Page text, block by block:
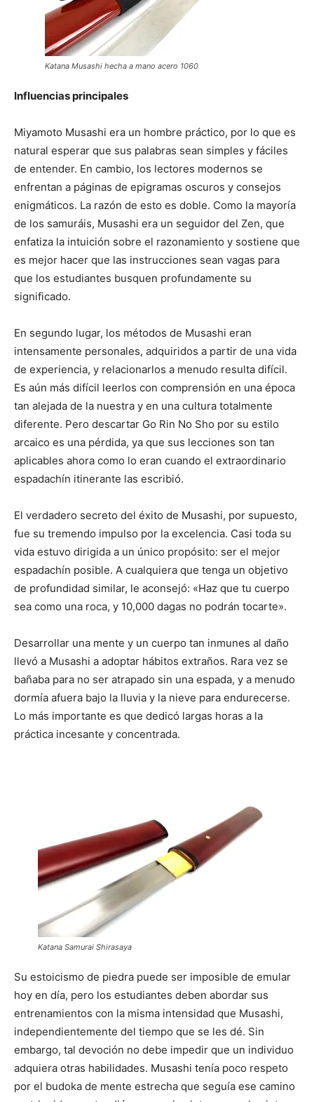
Katana Musashi hecha a mano acero 1060
Influencias principales
Miyamoto Musashi era un hombre práctico, por lo que es
natural esperar que sus palabras sean simples y fáciles
de entender. En cambio, los lectores modernos se
enfrentan a páginas de epigramas oscuros y consejos
enigmáticos. La razón de esto es doble. Como la mayoría
de los samuráis, Musashi era un seguidor del Zen, que
enfatiza la intuición sobre el razonamiento y sostiene que
es mejor hacer que las instrucciones sean vagas para
que los estudiantes busquen profundamente su
significado.
En segundo lugar, los métodos de Musashi eran
intensamente personales, adquiridos a partir de una vida
de experiencia, y relacionarlos a menudo resulta difícil.
Es aún más difícil leerlos con comprensión en una época
tan alejada de la nuestra y en una cultura totalmente
diferente. Pero descartar Go Rin No Sho por su estilo
arcaico es una pérdida, ya que sus lecciones son tan
aplicables ahora como lo eran cuando el extraordinario
espadachín itinerante las escribió.
El verdadero secreto del éxito de Musashi, por supuesto,
fue su tremendo impulso por la excelencia. Casi toda su
vida estuvo dirigida a un único propósito: ser el mejor
espadachín posible. A cualquiera que tenga un objetivo
de profundidad similar, le aconsejó: «Haz que tu cuerpo
sea como una roca, y 10,000 dagas no podrán tocarte».
Desarrollar una mente y un cuerpo tan inmunes al daño
llevó a Musashi a adoptar hábitos extraños. Rara vez se
bañaba para no ser atrapado sin una espada, y a menudo
dormía afuera bajo la lluvia y la nieve para endurecerse.
Lo más importante es que dedicó largas horas a la
práctica incesante y concentrada.
Katana Samurai Shirasaya
Su estoicismo de piedra puede ser imposible de emular
hoy en día, pero los estudiantes deben abordar sus
entrenamientos con la misma intensidad que Musashi,
independientemente del tiempo que se les dé. Sin
embargo, tal devoción no debe impedir que un individuo
adquiera otras habilidades. Musashi tenía poco respeto
por el budoka de mente estrecha que seguía ese camino